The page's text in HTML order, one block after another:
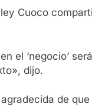
Cuoco
el ‘negocio’
dijo.
de